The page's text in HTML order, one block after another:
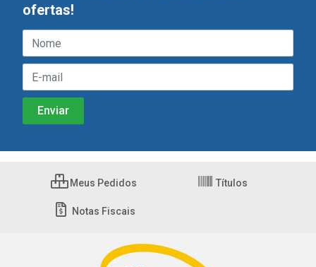
ofertas!
Meus Pedidos Títulos
Notas Fiscais